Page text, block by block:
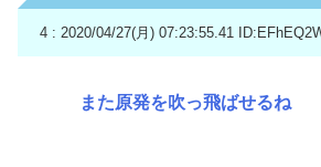
4 : 2020/04/27(月) 07:23:55.41
また原発を吹っ飛ばせるね